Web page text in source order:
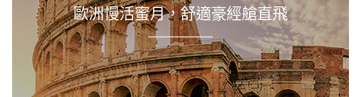
歐洲慢活蜜月，舒適豪經艙直飛